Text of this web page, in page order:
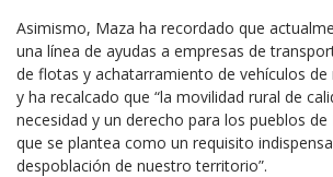
Asimismo, Maza ha recordado que
una línea de ayudas a empresas de
de flotas y achatarramiento de vehículos
y ha recalcado que “la movilidad rural de
necesidad y un derecho para los pueblos
que se plantea como un requisito
despoblación de nuestro territorio”.